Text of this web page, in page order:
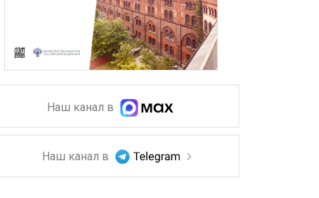
Наш канал в
Наш канал в